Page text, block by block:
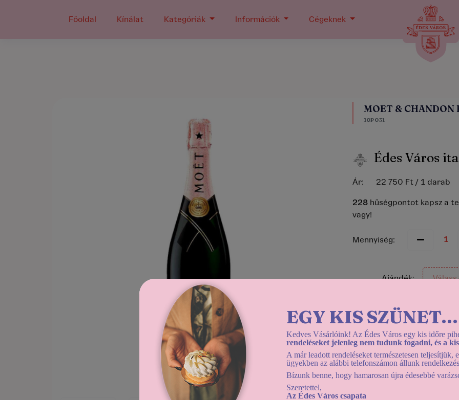
Főoldal Kínálat Kategóriák Információk Cégeknek
MOET & CHANDON
10P031
Édes Város
Ár: 22 750 Ft / 1 darab
228 hűségpontot kapsz a
vagy!
Mennyiség:
Ajándék:
Helyszíni átvétel:
Házhozszállítás:
Használd a
EGY KIS SZÜNET...
Kedves Vásárlóink! Az Édes Város egy kis időre
rendeléseket jelenleg nem tudunk fogadni, és a
A már leadott rendeléseket természetesen teljesítjük,
ügyekben az alábbi telefonszámon állunk
Bízunk benne, hogy hamarosan újra édesebbé
Szeretettel,
Az Édes Város csapata